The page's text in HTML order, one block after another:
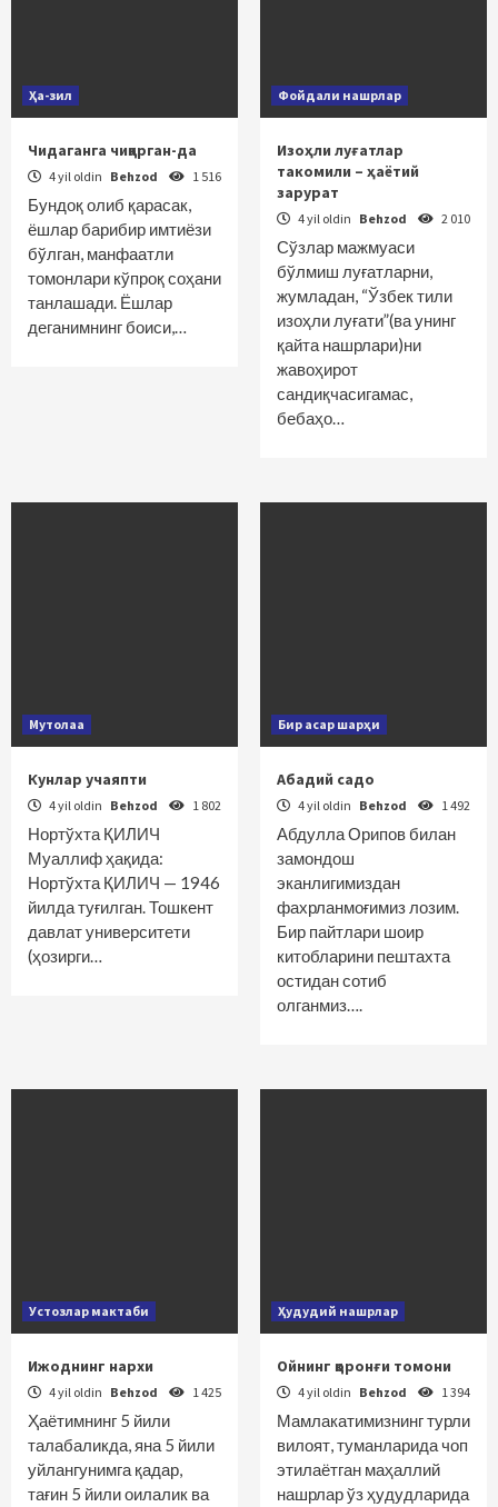
Ҳа-зил
Чидаганга чиқарган-да
4 yil oldin Behzod 1 516
Бундоқ олиб қарасак,
ёшлар барибир имтиёзи
бўлган, манфаатли
томонлари кўпроқ соҳани
танлашади. Ёшлар
деганимнинг боиси,…
Фойдали нашрлар
Изоҳли луғатлар
такомили – ҳаётий
зарурат
4 yil oldin Behzod 2 010
Сўзлар мажмуаси
бўлмиш луғатларни,
жумладан, “Ўзбек тили
изоҳли луғати”(ва унинг
қайта нашрлари)ни
жавоҳирот
сандиқчасигамас,
бебаҳо…
Мутолаа
Кунлар учаяпти
4 yil oldin Behzod 1 802
Нортўхта ҚИЛИЧ
Муаллиф ҳақида:
Нортўхта ҚИЛИЧ — 1946
йилда туғилган. Тошкент
давлат университети
(ҳозирги…
Бир асар шарҳи
Абадий садо
4 yil oldin Behzod 1 492
Абдулла Орипов билан
замондош
эканлигимиздан
фахрланмоғимиз лозим.
Бир пайтлари шоир
китобларини пештахта
остидан сотиб
олганмиз….
Устозлар мактаби
Ижоднинг нархи
4 yil oldin Behzod 1 425
Ҳаётимнинг 5 йили
талабаликда, яна 5 йили
уйлангунимга қадар,
тағин 5 йили оилалик ва
Ҳудудий нашрлар
Ойнинг қоронғи томони
4 yil oldin Behzod 1 394
Мамлакатимизнинг турли
вилоят, туманларида чоп
этилаётган маҳаллий
нашрлар ўз ҳудудларида